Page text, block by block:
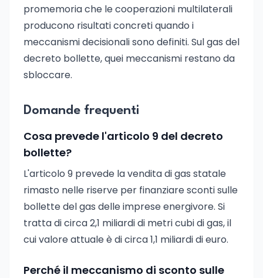
promemoria che le cooperazioni multilaterali
producono risultati concreti quando i
meccanismi decisionali sono definiti. Sul gas del
decreto bollette, quei meccanismi restano da
sbloccare.
Domande frequenti
Cosa prevede l'articolo 9 del decreto
bollette?
L'articolo 9 prevede la vendita di gas statale
rimasto nelle riserve per finanziare sconti sulle
bollette del gas delle imprese energivore. Si
tratta di circa 2,1 miliardi di metri cubi di gas, il
cui valore attuale è di circa 1,1 miliardi di euro.
Perché il meccanismo di sconto sulle